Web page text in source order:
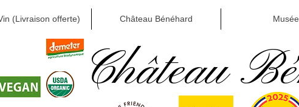
(Livraison offerte) Château Bénéhard Musée
Château